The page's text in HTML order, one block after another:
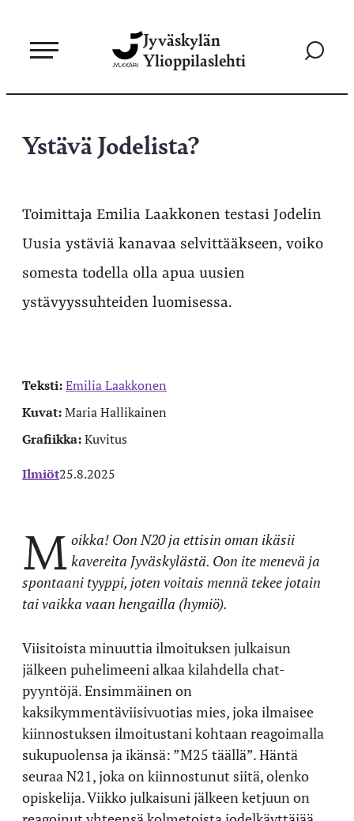
sisältöön
Jyväskylän
Ylioppilaslehti
Siirry
Ystävä Jodelista?
Toimittaja Emilia Laakkonen testasi Jodelin
Uusia ystäviä kanavaa selvittääkseen, voiko
somesta todella olla apua uusien
ystävyyssuhteiden luomisessa.
Teksti:Emilia Laakkonen
Kuvat:Maria Hallikainen
Grafiikka:Kuvitus
Ilmiöt25.8.2025
M oikka! Oon N20 ja ettisin oman ikäsii
kavereita Jyväskylästä. Oon ite menevä ja
spontaani tyyppi, joten voitais mennä tekee jotain
tai vaikka vaan hengailla (hymiö).
Viisitoista minuuttia ilmoituksen julkaisun
jälkeen puhelimeeni alkaa kilahdella chat-
pyyntöjä. Ensimmäinen on
kaksikymmentäviisivuotias mies, joka ilmaisee
kiinnostuksen ilmoitustani kohtaan reagoimalla
sukupuolensa ja ikänsä: ”M25 täällä”. Häntä
seuraa N21, joka on kiinnostunut siitä, olenko
opiskelija. Viikko julkaisuni jälkeen ketjuun on